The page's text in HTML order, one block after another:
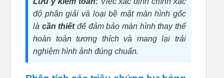
độ phân giải và loại bề mặt màn hình gốc
là cần thiếtđể đảm bảo màn hình thay thế
hoàn toàn tương thích và mang lại trải
nghiệm hình ảnh đúng chuẩn.